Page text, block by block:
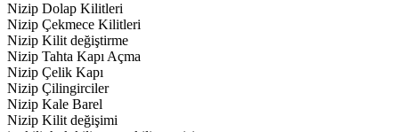
Nizip Dolap Kilitleri
Nizip Çekmece Kilitleri
Nizip Kilit değiştirme
Nizip Tahta Kapı Açma
Nizip Çelik Kapı
Nizip Çilingirciler
Nizip Kale Barel
Nizip Kilit değişimi